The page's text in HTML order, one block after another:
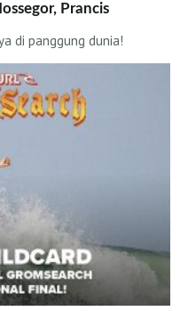
Prancis
di panggung dunia!